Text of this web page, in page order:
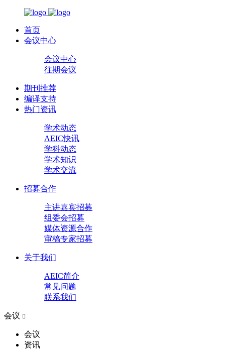
首页
会议中心
会议中心
往期会议
期刊推荐
编译支持
热门资讯
学术动态
AEIC快讯
学科动态
学术知识
学术交流
招募合作
主讲嘉宾招募
组委会招募
媒体资源合作
审稿专家招募
关于我们
AEIC简介
常见问题
联系我们
会议 
会议
资讯